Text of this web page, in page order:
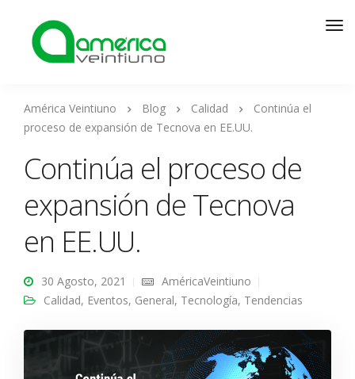
América Veintiuno Blog Calidad
Continúa el
proceso de expansión de Tecnova en EE.UU.
Continúa el proceso de
expansión de Tecnova
en EE.UU.
30 Agosto, 2021
AméricaVeintiuno
Calidad, Eventos, General, Tecnología, Tendencias